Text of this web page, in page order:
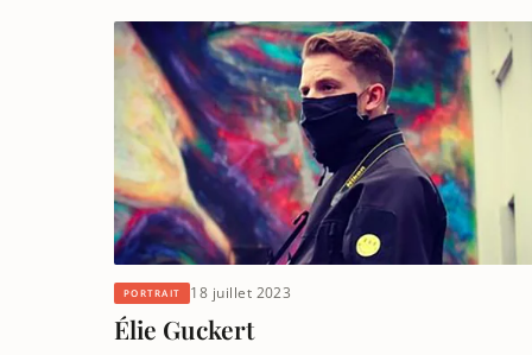
PORTRAIT 18 juillet 2023
Élie Guckert